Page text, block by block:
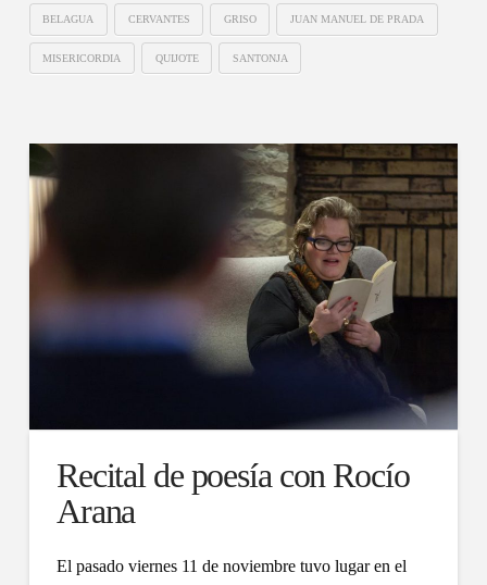
BELAGUA CERVANTES GRISO JUAN MANUEL DE PRADA
MISERICORDIA QUIJOTE SANTONJA
Recital de poesía con Rocío
Arana
El pasado viernes 11 de noviembre tuvo lugar en el